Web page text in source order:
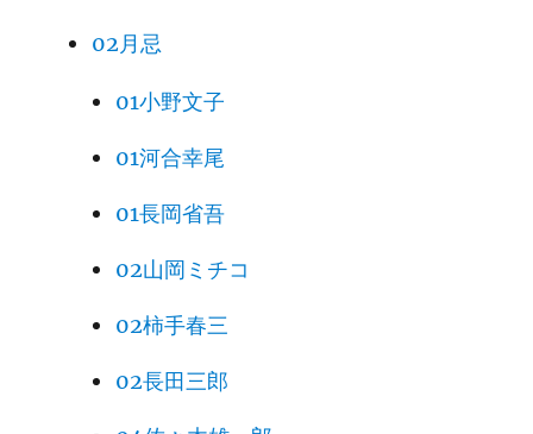
02月忌
01小野文子
01河合幸尾
01長岡省吾
02山岡ミチコ
02柿手春三
02長田三郎